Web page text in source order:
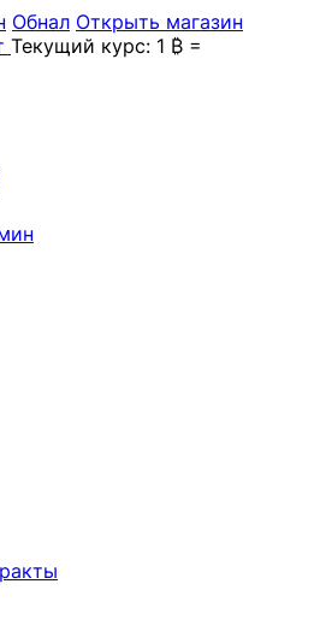
Обнал Открыть магазин
Текущий курс: 1 ₿ =